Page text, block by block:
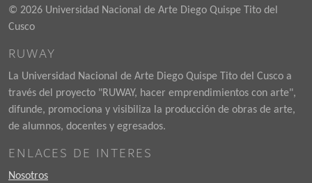
© 2026 Universidad Nacional de Arte Diego Quispe Tito del
Cusco
RUWAY
La Universidad Nacional de Arte Diego Quispe Tito del Cusco a
través del proyecto "RUWAY, hacer emprendimientos con arte",
difunde, promociona y visibiliza la producción de obras de arte,
de alumnos, docentes y egresados.
ENLACES DE INTERES
Nosotros